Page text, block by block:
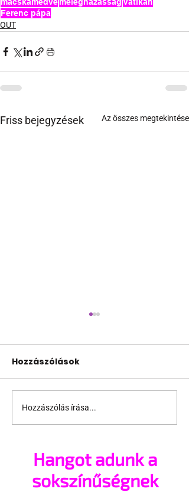
Ferenc pápa
OUT
Friss bejegyzések Az összes megtekintése
Fico már az azonos
nemű párok
Hozzászólások
Hozzászólás írása...
Hangot adunk a
sokszínűségnek